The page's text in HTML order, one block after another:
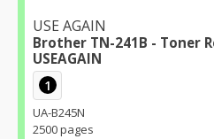
USE AGAIN
Brother TN-241B - Toner
USEAGAIN
1
UA-B245N
2500 pages